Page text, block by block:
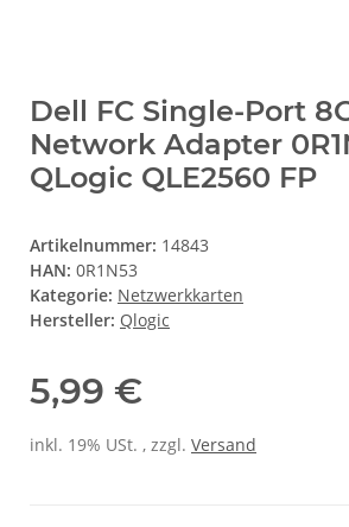
Dell FC Single-Port
Network Adapter
QLogic QLE2560 FP
Artikelnummer: 14843
HAN: 0R1N53
Kategorie: Netzwerkkarten
Hersteller: Qlogic
5,99 €
inkl. 19% USt. , zzgl. Versand